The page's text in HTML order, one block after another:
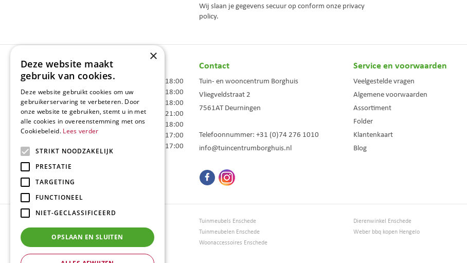
Wij slaan je gegevens secuur op conform onze privacy
policy.
Openingstijden
Maandag
09:00 - 18:00
Dinsdag
09:00 - 18:00
Woensdag
09:00 - 18:00
Donderdag
09:00 - 21:00
Vrijdag
09:00 - 18:00
Zaterdag
09:00 - 17:00
10:00 - 17:00
Toon alle openingstijden
Contact
Tuin- en wooncentrum Borghuis
Vliegveldstraat 2
7561AT Deurningen
Telefoonnummer: +31 (0)74 276 1010
info@tuincentrumborghuis.nl
Service en voorwaarden
Veelgestelde vragen
Algemene voorwaarden
Assortiment
Folder
Klantenkaart
Blog
Loungesets
Bloemen
Tuinmeubels Enschede
Tuinmeubelen Enschede
Woonaccessoires Enschede
Dierenwinkel Enschede
Weber bbq kopen Hengelo
×
Deze website maakt
gebruik van cookies.
Deze website gebruikt cookies om uw
gebruikerservaring te verbeteren. Door
onze website te gebruiken, stemt u in met
alle cookies in overeenstemming met ons
Cookiebeleid. Lees verder
STRIKT NOODZAKELIJK
PRESTATIE
TARGETING
FUNCTIONEEL
NIET-GECLASSIFICEERD
OPSLAAN EN SLUITEN